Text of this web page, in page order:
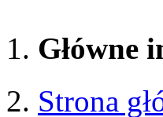
Główne
Strona